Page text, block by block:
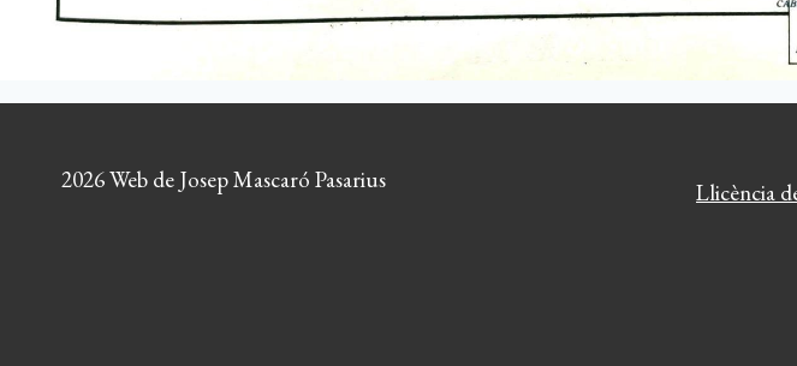
2026 Web de Josep Mascaró Pasarius Llicència